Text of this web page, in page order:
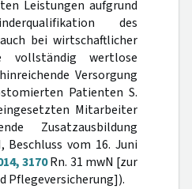
Leistungen aufgrund
des
bei wirtschaftlicher
vollständig wertlose
Versorgung
Patienten S.
Mitarbeiter
Zusatzausbildung
Beschluss vom 16. Juni
3170Rn. 31 mwN [zur
Pflegeversicherung]).